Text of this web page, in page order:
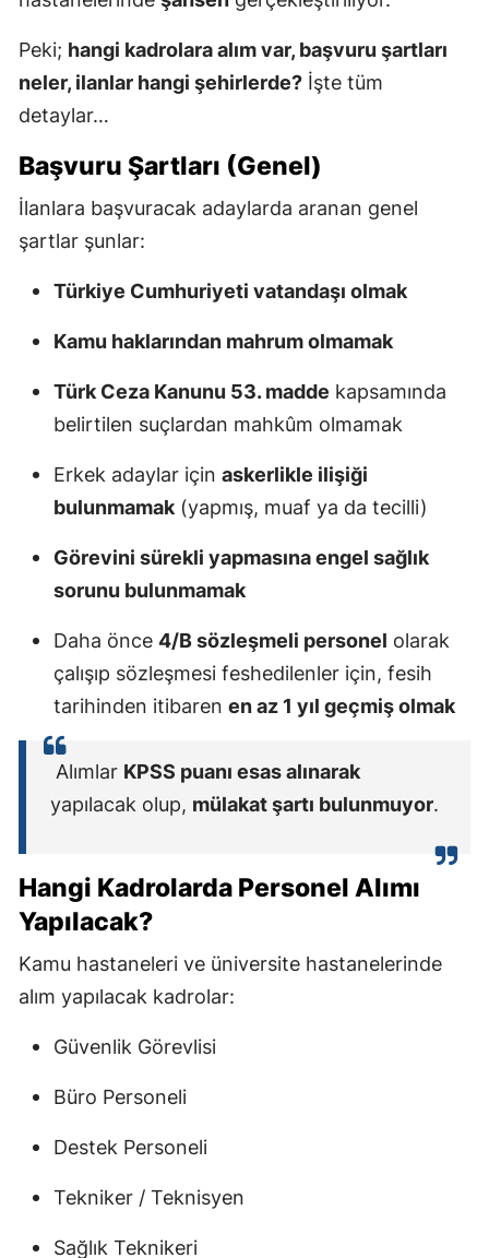
Peki; hangi kadrolara alım var, başvuru şartları
neler, ilanlar hangi şehirlerde? İşte tüm
detaylar…
Başvuru Şartları (Genel)
İlanlara başvuracak adaylarda aranan genel
şartlar şunlar:
Türkiye Cumhuriyeti vatandaşı olmak
Kamu haklarından mahrum olmamak
Türk Ceza Kanunu 53. madde kapsamında
belirtilen suçlardan mahkûm olmamak
Erkek adaylar için askerlikle ilişiği
bulunmamak (yapmış, muaf ya da tecilli)
Görevini sürekli yapmasına engel sağlık
sorunu bulunmamak
Daha önce 4/B sözleşmeli personel olarak
çalışıp sözleşmesi feshedilenler için, fesih
tarihinden itibaren en az 1 yıl geçmiş olmak
Alımlar KPSS puanı esas alınarak
yapılacak olup, mülakat şartı bulunmuyor.
Hangi Kadrolarda Personel Alımı
Yapılacak?
Kamu hastaneleri ve üniversite hastanelerinde
alım yapılacak kadrolar:
Güvenlik Görevlisi
Büro Personeli
Destek Personeli
Tekniker / Teknisyen
Sağlık Teknikeri